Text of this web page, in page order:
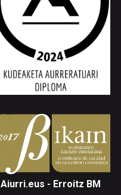
Aiurri.eus - Erroitz BM